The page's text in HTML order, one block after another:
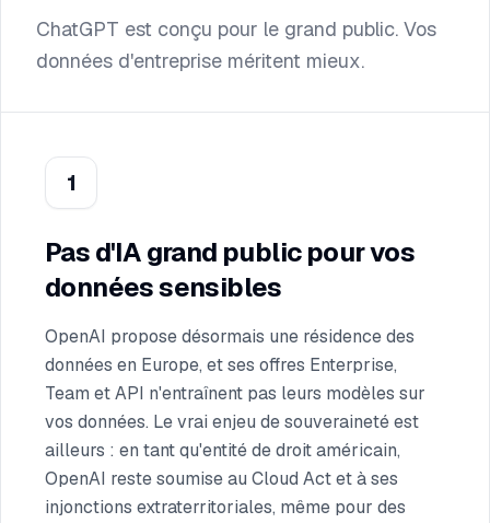
ChatGPT est conçu pour le grand public. Vos
données d'entreprise méritent mieux.
1
Pas d'IA grand public pour vos
données sensibles
OpenAI propose désormais une résidence des
données en Europe, et ses offres Enterprise,
Team et API n'entraînent pas leurs modèles sur
vos données. Le vrai enjeu de souveraineté est
ailleurs : en tant qu'entité de droit américain,
OpenAI reste soumise au Cloud Act et à ses
injonctions extraterritoriales, même pour des